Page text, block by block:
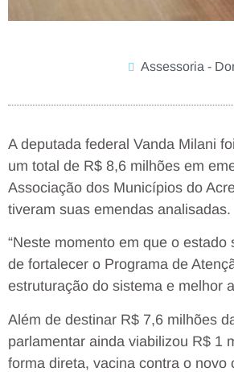
Assessoria -
A deputada federal Vanda Milani
um total de R$ 8,6 milhões em
Associação dos Municípios do
tiveram suas emendas analisadas.
“Neste momento em que o
de fortalecer o Programa de
estruturação do sistema e melhor
Além de destinar R$ 7,6 milhões
parlamentar ainda viabilizou R$ 1
forma direta, vacina contra o novo